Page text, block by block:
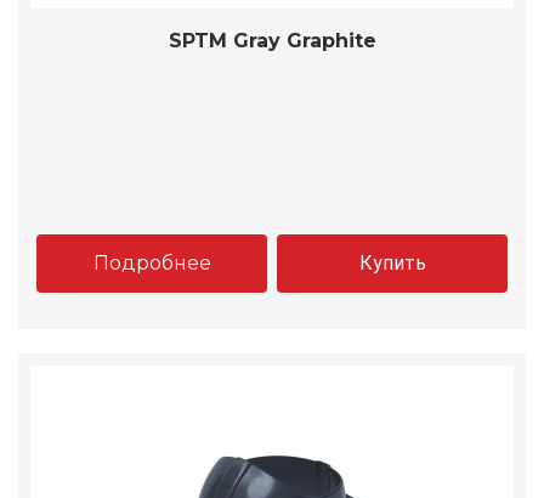
SPTM Gray Graphite
Подробнее Купить